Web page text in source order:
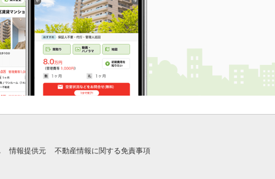
情報提供元 不動産情報に関する免責事項